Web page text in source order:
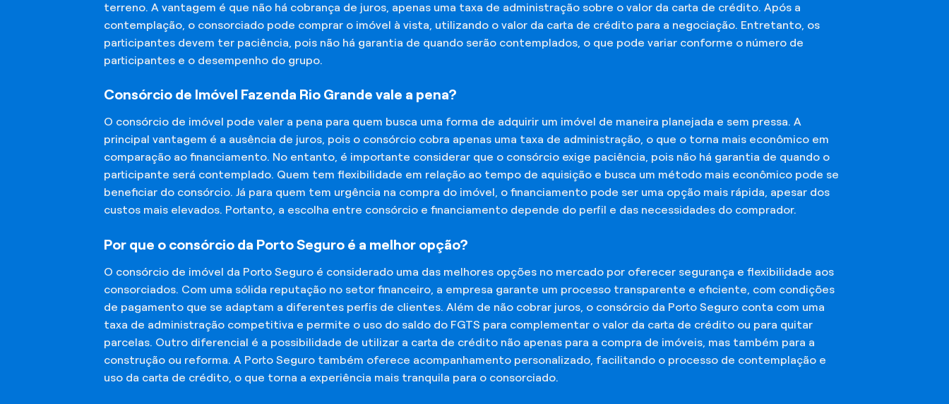
terreno. A vantagem é que não há cobrança de juros, apenas uma taxa de administração sobre o valor da carta de crédito. Após a
contemplação, o consorciado pode comprar o imóvel à vista, utilizando o valor da carta de crédito para a negociação. Entretanto, os
participantes devem ter paciência, pois não há garantia de quando serão contemplados, o que pode variar conforme o número de
participantes e o desempenho do grupo.
Consórcio de Imóvel Fazenda Rio Grande vale a pena?
O consórcio de imóvel pode valer a pena para quem busca uma forma de adquirir um imóvel de maneira planejada e sem pressa. A
principal vantagem é a ausência de juros, pois o consórcio cobra apenas uma taxa de administração, o que o torna mais econômico em
comparação ao financiamento. No entanto, é importante considerar que o consórcio exige paciência, pois não há garantia de quando o
participante será contemplado. Quem tem flexibilidade em relação ao tempo de aquisição e busca um método mais econômico pode se
beneficiar do consórcio. Já para quem tem urgência na compra do imóvel, o financiamento pode ser uma opção mais rápida, apesar dos
custos mais elevados. Portanto, a escolha entre consórcio e financiamento depende do perfil e das necessidades do comprador.
Por que o consórcio da Porto Seguro é a melhor opção?
O consórcio de imóvel da Porto Seguro é considerado uma das melhores opções no mercado por oferecer segurança e flexibilidade aos
consorciados. Com uma sólida reputação no setor financeiro, a empresa garante um processo transparente e eficiente, com condições
de pagamento que se adaptam a diferentes perfis de clientes. Além de não cobrar juros, o consórcio da Porto Seguro conta com uma
taxa de administração competitiva e permite o uso do saldo do FGTS para complementar o valor da carta de crédito ou para quitar
parcelas. Outro diferencial é a possibilidade de utilizar a carta de crédito não apenas para a compra de imóveis, mas também para a
construção ou reforma. A Porto Seguro também oferece acompanhamento personalizado, facilitando o processo de contemplação e
uso da carta de crédito, o que torna a experiência mais tranquila para o consorciado.